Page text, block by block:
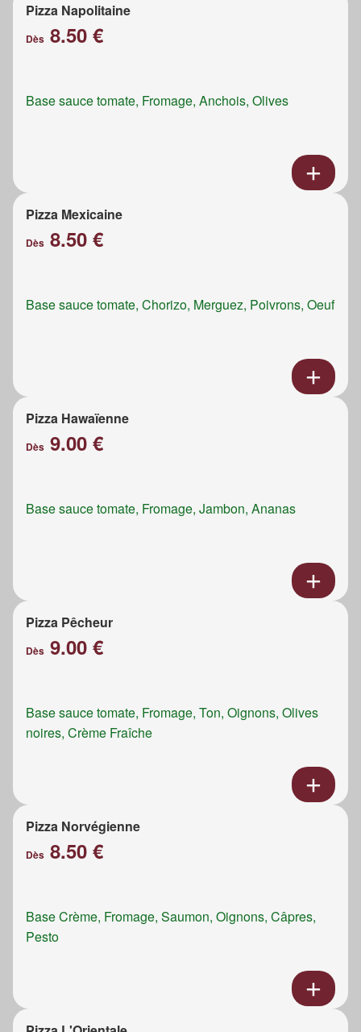
Pizza Napolitaine
Dès 8.50 €
Base sauce tomate, Fromage, Anchois, Olives
Pizza Mexicaine
Dès 8.50 €
Base sauce tomate, Chorizo, Merguez, Poivrons, Oeuf
Pizza Hawaïenne
Dès 9.00 €
Base sauce tomate, Fromage, Jambon, Ananas
Pizza Pêcheur
Dès 9.00 €
Base sauce tomate, Fromage, Ton, Oignons, Olives
noires, Crème Fraîche
Pizza Norvégienne
Dès 8.50 €
Base Crème, Fromage, Saumon, Oignons, Câpres,
Pesto